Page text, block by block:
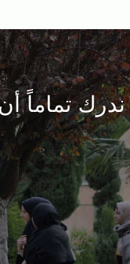
ندرك تماماً